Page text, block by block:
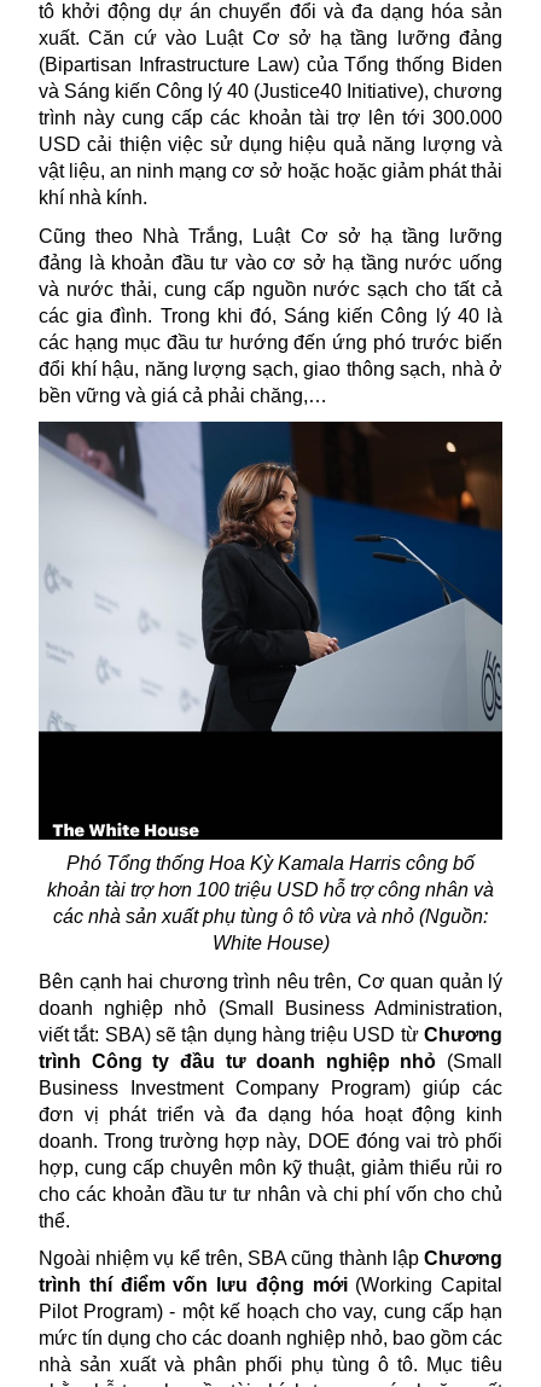
tô khởi động dự án chuyển đổi và đa dạng hóa sản
xuất. Căn cứ vào Luật Cơ sở hạ tầng lưỡng đảng
(Bipartisan Infrastructure Law) của Tổng thống Biden
và Sáng kiến Công lý 40 (Justice40 Initiative), chương
trình này cung cấp các khoản tài trợ lên tới 300.000
USD cải thiện việc sử dụng hiệu quả năng lượng và
vật liệu, an ninh mạng cơ sở hoặc hoặc giảm phát thải
khí nhà kính.
Cũng theo Nhà Trắng, Luật Cơ sở hạ tầng lưỡng
đảng là khoản đầu tư vào cơ sở hạ tầng nước uống
và nước thải, cung cấp nguồn nước sạch cho tất cả
các gia đình. Trong khi đó, Sáng kiến Công lý 40 là
các hạng mục đầu tư hướng đến ứng phó trước biến
đổi khí hậu, năng lượng sạch, giao thông sạch, nhà ở
bền vững và giá cả phải chăng,…
Phó Tổng thống Hoa Kỳ Kamala Harris công bố
khoản tài trợ hơn 100 triệu USD hỗ trợ công nhân và
các nhà sản xuất phụ tùng ô tô vừa và nhỏ (Nguồn:
White House)
Bên cạnh hai chương trình nêu trên, Cơ quan quản lý
doanh nghiệp nhỏ (Small Business Administration,
viết tắt: SBA) sẽ tận dụng hàng triệu USD từ Chương
trình Công ty đầu tư doanh nghiệp nhỏ (Small
Business Investment Company Program) giúp các
đơn vị phát triển và đa dạng hóa hoạt động kinh
doanh. Trong trường hợp này, DOE đóng vai trò phối
hợp, cung cấp chuyên môn kỹ thuật, giảm thiểu rủi ro
cho các khoản đầu tư tư nhân và chi phí vốn cho chủ
thể.
Ngoài nhiệm vụ kể trên, SBA cũng thành lập Chương
trình thí điểm vốn lưu động mới(Working Capital
Pilot Program) - một kế hoạch cho vay, cung cấp hạn
mức tín dụng cho các doanh nghiệp nhỏ, bao gồm các
nhà sản xuất và phân phối phụ tùng ô tô. Mục tiêu